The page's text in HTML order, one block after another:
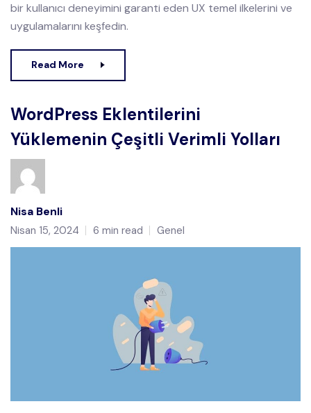
bir kullanıcı deneyimini garanti eden UX temel ilkelerini ve
uygulamalarını keşfedin.
Read More
WordPress Eklentilerini
Yüklemenin Çeşitli Verimli Yolları
Nisa Benli
Nisan 15, 2024 6 min read Genel